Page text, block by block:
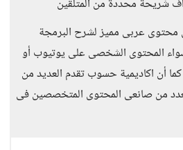
شريحة محددة من المتلقين
محتوى عربى مميز لشرح البرمجة
سواء المحتوى الشخصى على يوتيوب أو
أن اكاديمية حسوب تقدم العديد من
بعدد من صانعى المحتوى المتخصصين فى